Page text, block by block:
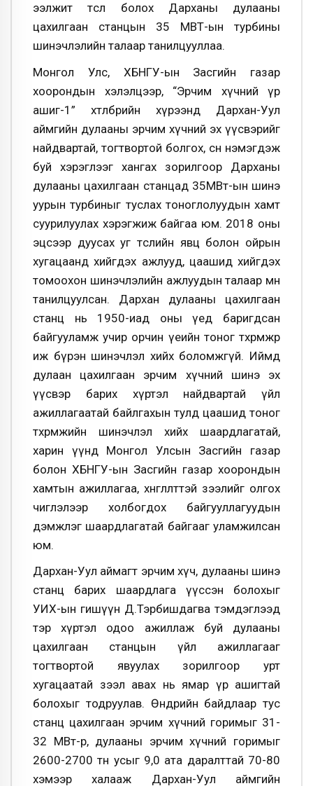
ээлжит төсөл болох Дарханы дулааны
цахилгаан станцын 35 МВТ-ын турбины
шинэчлэлийн талаар танилцууллаа.
Монгол Улс, ХБНГУ-ын Засгийн газар
хоорондын хэлэлцээр, “Эрчим хүчний үр
ашиг-1” хөтөлбөрийн хүрээнд Дархан-Уул
аймгийн дулааны эрчим хүчний эх үүсвэрийг
найдвартай, тогтвортой болгох, өсөн нэмэгдэж
буй хэрэглээг хангах зорилгоор Дарханы
дулааны цахилгаан станцад 35МВт-ын шинэ
уурын турбиныг туслах тоноглолуудын хамт
суурилуулах хэрэгжиж байгаа юм. 2018 оны
эцсээр дуусах уг төслийн явц болон ойрын
хугацаанд хийгдэх ажлууд, цаашид хийгдэх
томоохон шинэчлэлийн ажлуудын талаар мөн
танилцуулсан. Дархан дулааны цахилгаан
станц нь 1950-иад оны үед баригдсан
байгууламж учир орчин үеийн тоног төхөөрөмжөөр
иж бүрэн шинэчлэл хийх боломжгүй. Иймд
дулаан цахилгаан эрчим хүчний шинэ эх
үүсвэр барих хүртэл найдвартай үйл
ажиллагаатай байлгахын тулд цаашид тоног
төхөөрөмжийн шинэчлэл хийх шаардлагатай,
харин үүнд Монгол Улсын Засгийн газар
болон ХБНГУ-ын Засгийн газар хоорондын
хамтын ажиллагаа, хөнгөлөлттэй зээлийг олгох
чиглэлээр холбогдох байгууллагуудын
дэмжлэг шаардлагатай байгааг уламжилсан
юм.
Дархан-Уул аймагт эрчим хүч, дулааны шинэ
станц барих шаардлага үүссэн болохыг
УИХ-ын гишүүн Д.Тэрбишдагва тэмдэглээд
тэр хүртэл одоо ажиллаж буй дулааны
цахилгаан станцын үйл ажиллагааг
тогтвортой явуулах зорилгоор урт
хугацаатай зээл авах нь ямар үр ашигтай
болохыг тодруулав. Өнөөдрийн байдлаар тус
станц цахилгаан эрчим хүчний горимыг 31-
32 МВт-р, дулааны эрчим хүчний горимыг
2600-2700 тн усыг 9,0 ата даралттай 70-80
хэмээр халааж Дархан-Уул аймгийн